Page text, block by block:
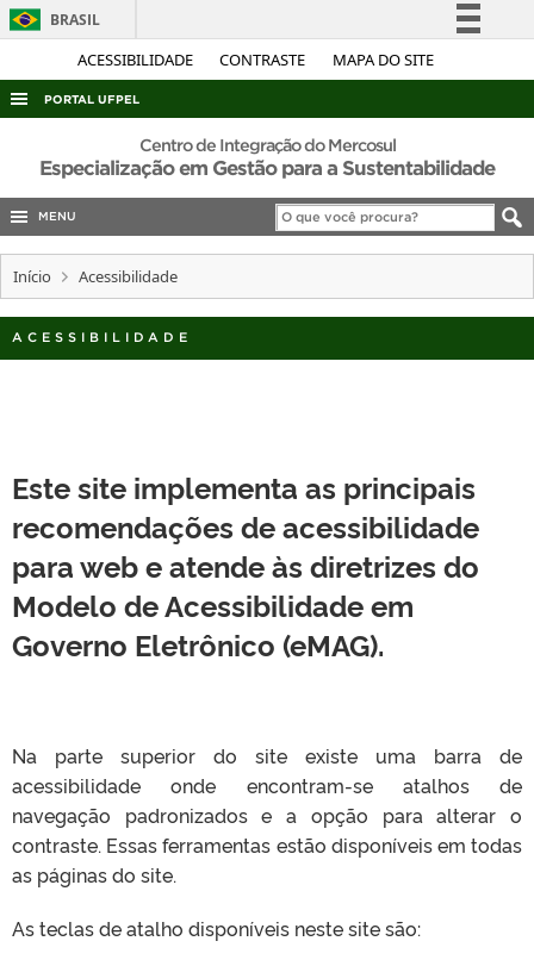
ACESSIBILIDADE CONTRASTE MAPA DO SITE
BRASIL
Simplifique!
Acesso à informação
Legislação
Canais
PORTAL UFPEL
ACESSO À INFORMAÇÃO
AUDITORIA
COBALTO
EDITAIS
INTERNACIONAL
Centro de Integração do Mercosul
Especialização em Gestão para a Sustentabilidade
MENU
Início Acessibilidade
ACESSIBILIDADE
Este site implementa as principais
recomendações de acessibilidade
para web e atende às diretrizes do
Modelo de Acessibilidade em
Governo Eletrônico (eMAG).
Na parte superior do site existe uma barra de
acessibilidade onde encontram-se atalhos de
navegação padronizados e a opção para alterar o
contraste. Essas ferramentas estão disponíveis em todas
as páginas do site.
As teclas de atalho disponíveis neste site são: